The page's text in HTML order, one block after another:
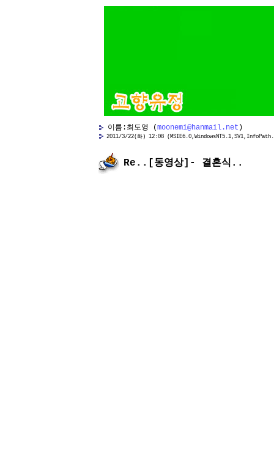
이름:최도영 (moonemi@hanmail.net )
2011/3/22(화) 12:08
Re..[동영상]- 결혼식..